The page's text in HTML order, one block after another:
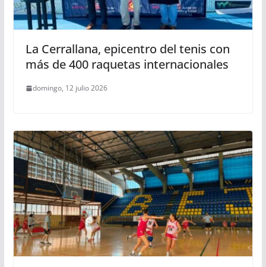
La Cerrallana, epicentro del tenis con
más de 400 raquetas internacionales
domingo, 12 julio 2026